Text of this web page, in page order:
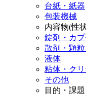
台紙・紙器
包装機械
内容物(性
錠剤・カ
散剤・顆
液体
粘体・クリ
その他
目的・課題